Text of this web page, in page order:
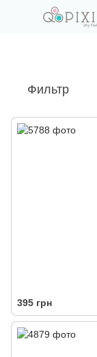
Фильтр
395 грн